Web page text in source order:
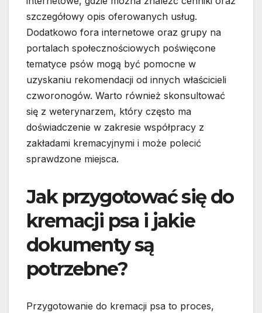
szczegółowy opis oferowanych usług.
Dodatkowo fora internetowe oraz grupy na
portalach społecznościowych poświęcone
tematyce psów mogą być pomocne w
uzyskaniu rekomendacji od innych właścicieli
czworonogów. Warto również skonsultować
się z weterynarzem, który często ma
doświadczenie w zakresie współpracy z
zakładami kremacyjnymi i może polecić
sprawdzone miejsca.
Jak przygotować się do
kremacji psa i jakie
dokumenty są
potrzebne?
Przygotowanie do kremacji psa to proces,